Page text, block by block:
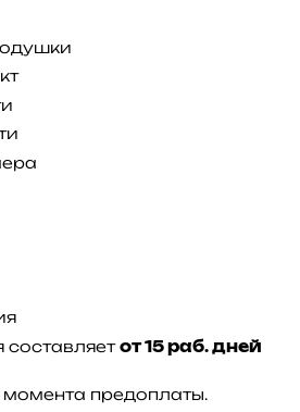
составляет от 15 раб. дней
момента предоплаты.